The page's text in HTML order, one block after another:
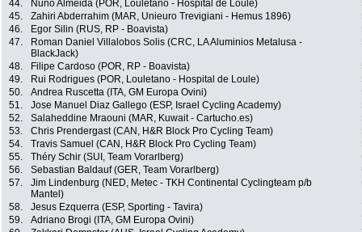
44.
Nuno Almeida (POR, Louletano - Hospital de Loule)
45.
Zahiri Abderrahim (MAR, Unieuro Trevigiani - Hemus 1896)
46.
Egor Silin (RUS, RP - Boavista)
47.
Roman Daniel Villalobos Solis (CRC, LA Aluminios Metalusa -
BlackJack)
48. Filipe Cardoso (POR, RP - Boavista)
49.
Rui Rodrigues (POR, Louletano - Hospital de Loule)
50.
Andrea Ruscetta (ITA, GM Europa Ovini)
51.
Jose Manuel Diaz Gallego (ESP, Israel Cycling Academy)
52.
Salaheddine Mraouni (MAR, Kuwait - Cartucho.es)
53.
Chris Prendergast (CAN, H&R Block Pro Cycling Team)
54.
Travis Samuel (CAN, H&R Block Pro Cycling Team)
55.
Théry Schir (SUI, Team Vorarlberg)
56.
Sebastian Baldauf (GER, Team Vorarlberg)
57.
Jim Lindenburg (NED, Metec - TKH Continental Cyclingteam p/b
Mantel)
58. Jesus Ezquerra (ESP, Sporting - Tavira)
59.
Adriano Brogi (ITA, GM Europa Ovini)